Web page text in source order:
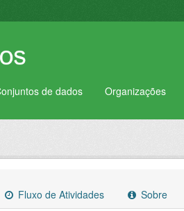
de dados Organizações
Fluxo de Atividades Sobre